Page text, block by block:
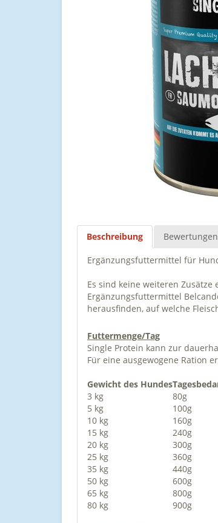
Beschreibung Bewertungen
Ergänzungsfuttermittel für
Es sind keine weiteren
Ergänzungsfuttermittel
herausfinden, auf welche
Futtermenge/Tag
Single Protein kann zur
Für eine ausgewogene Ration
Gewicht des Hundes
3 kg
80g
5 kg
100g
10 kg
160g
15 kg
240g
20 kg
300g
25 kg
360g
35 kg
440g
50 kg
600g
65 kg
800g
80 kg
900g